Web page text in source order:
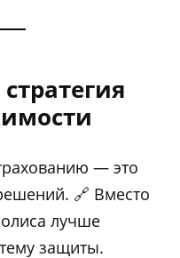
— это
🔗 Вместо
лучше
защиты.